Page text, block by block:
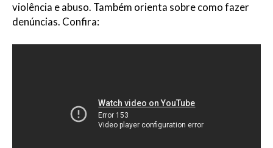
violência e abuso. Também orienta sobre como fazer
denúncias. Confira: